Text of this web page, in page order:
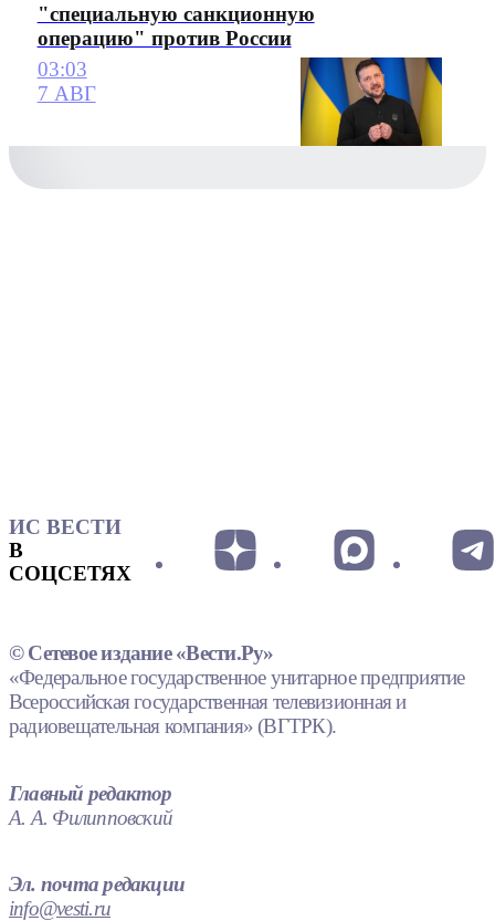
"специальную санкционную
операцию" против России
03:03
7 АВГ
ИС ВЕСТИ
В
СОЦСЕТЯХ
© Сетевое издание «Вести.Ру»
«Федеральное государственное унитарное предприятие
Всероссийская государственная телевизионная и
радиовещательная компания» (ВГТРК).
Главный редактор
А. А. Филипповский
Эл. почта редакции
info@vesti.ru